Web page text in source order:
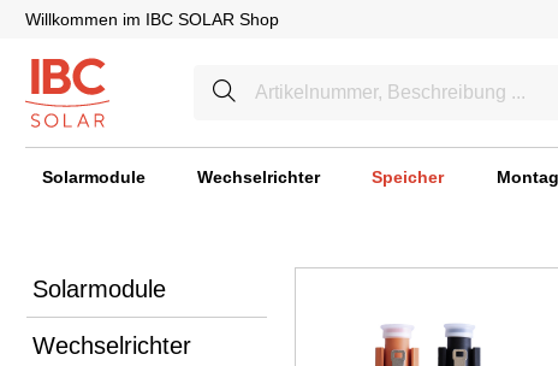
Willkommen im IBC SOLAR Shop
Solarmodule Wechselrichter Speicher
Solarmodule
Wechselrichter